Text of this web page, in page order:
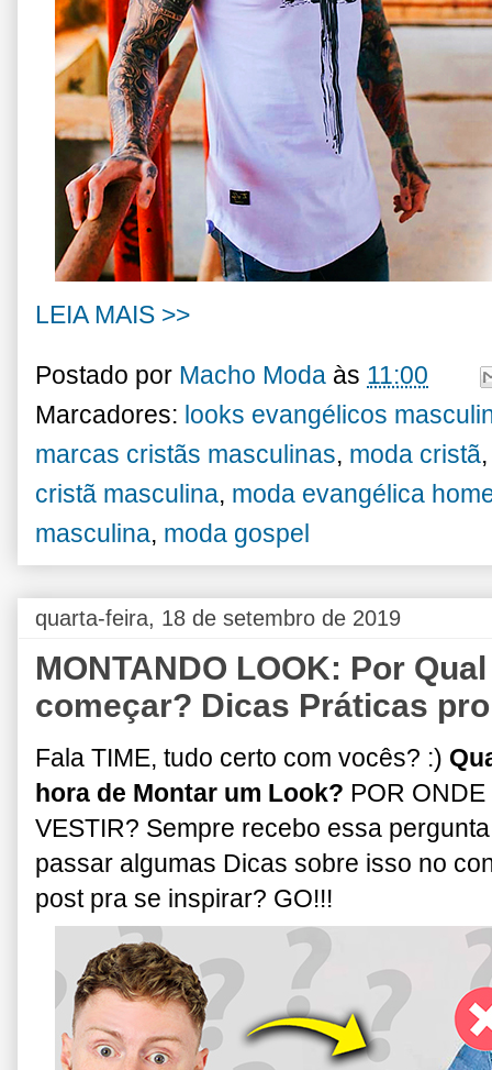
LEIA MAIS >>
Postado por Macho Moda às 11:00
Marcadores: looks evangélicos
marcas cristãs masculinas, moda cristã
cristã masculina, moda evangélica
masculina, moda gospel
quarta-feira, 18 de setembro de 2019
MONTANDO LOOK: Por
começar? Dicas Práticas
Fala TIME, tudo certo com vocês? :)
hora de Montar um Look? POR
VESTIR? Sempre recebo essa
passar algumas Dicas sobre isso no
post pra se inspirar? GO!!!